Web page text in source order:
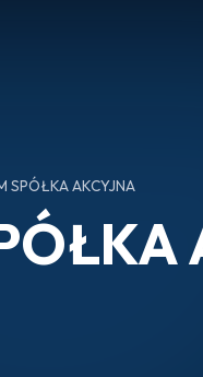
SPÓŁKA AKCYJNA